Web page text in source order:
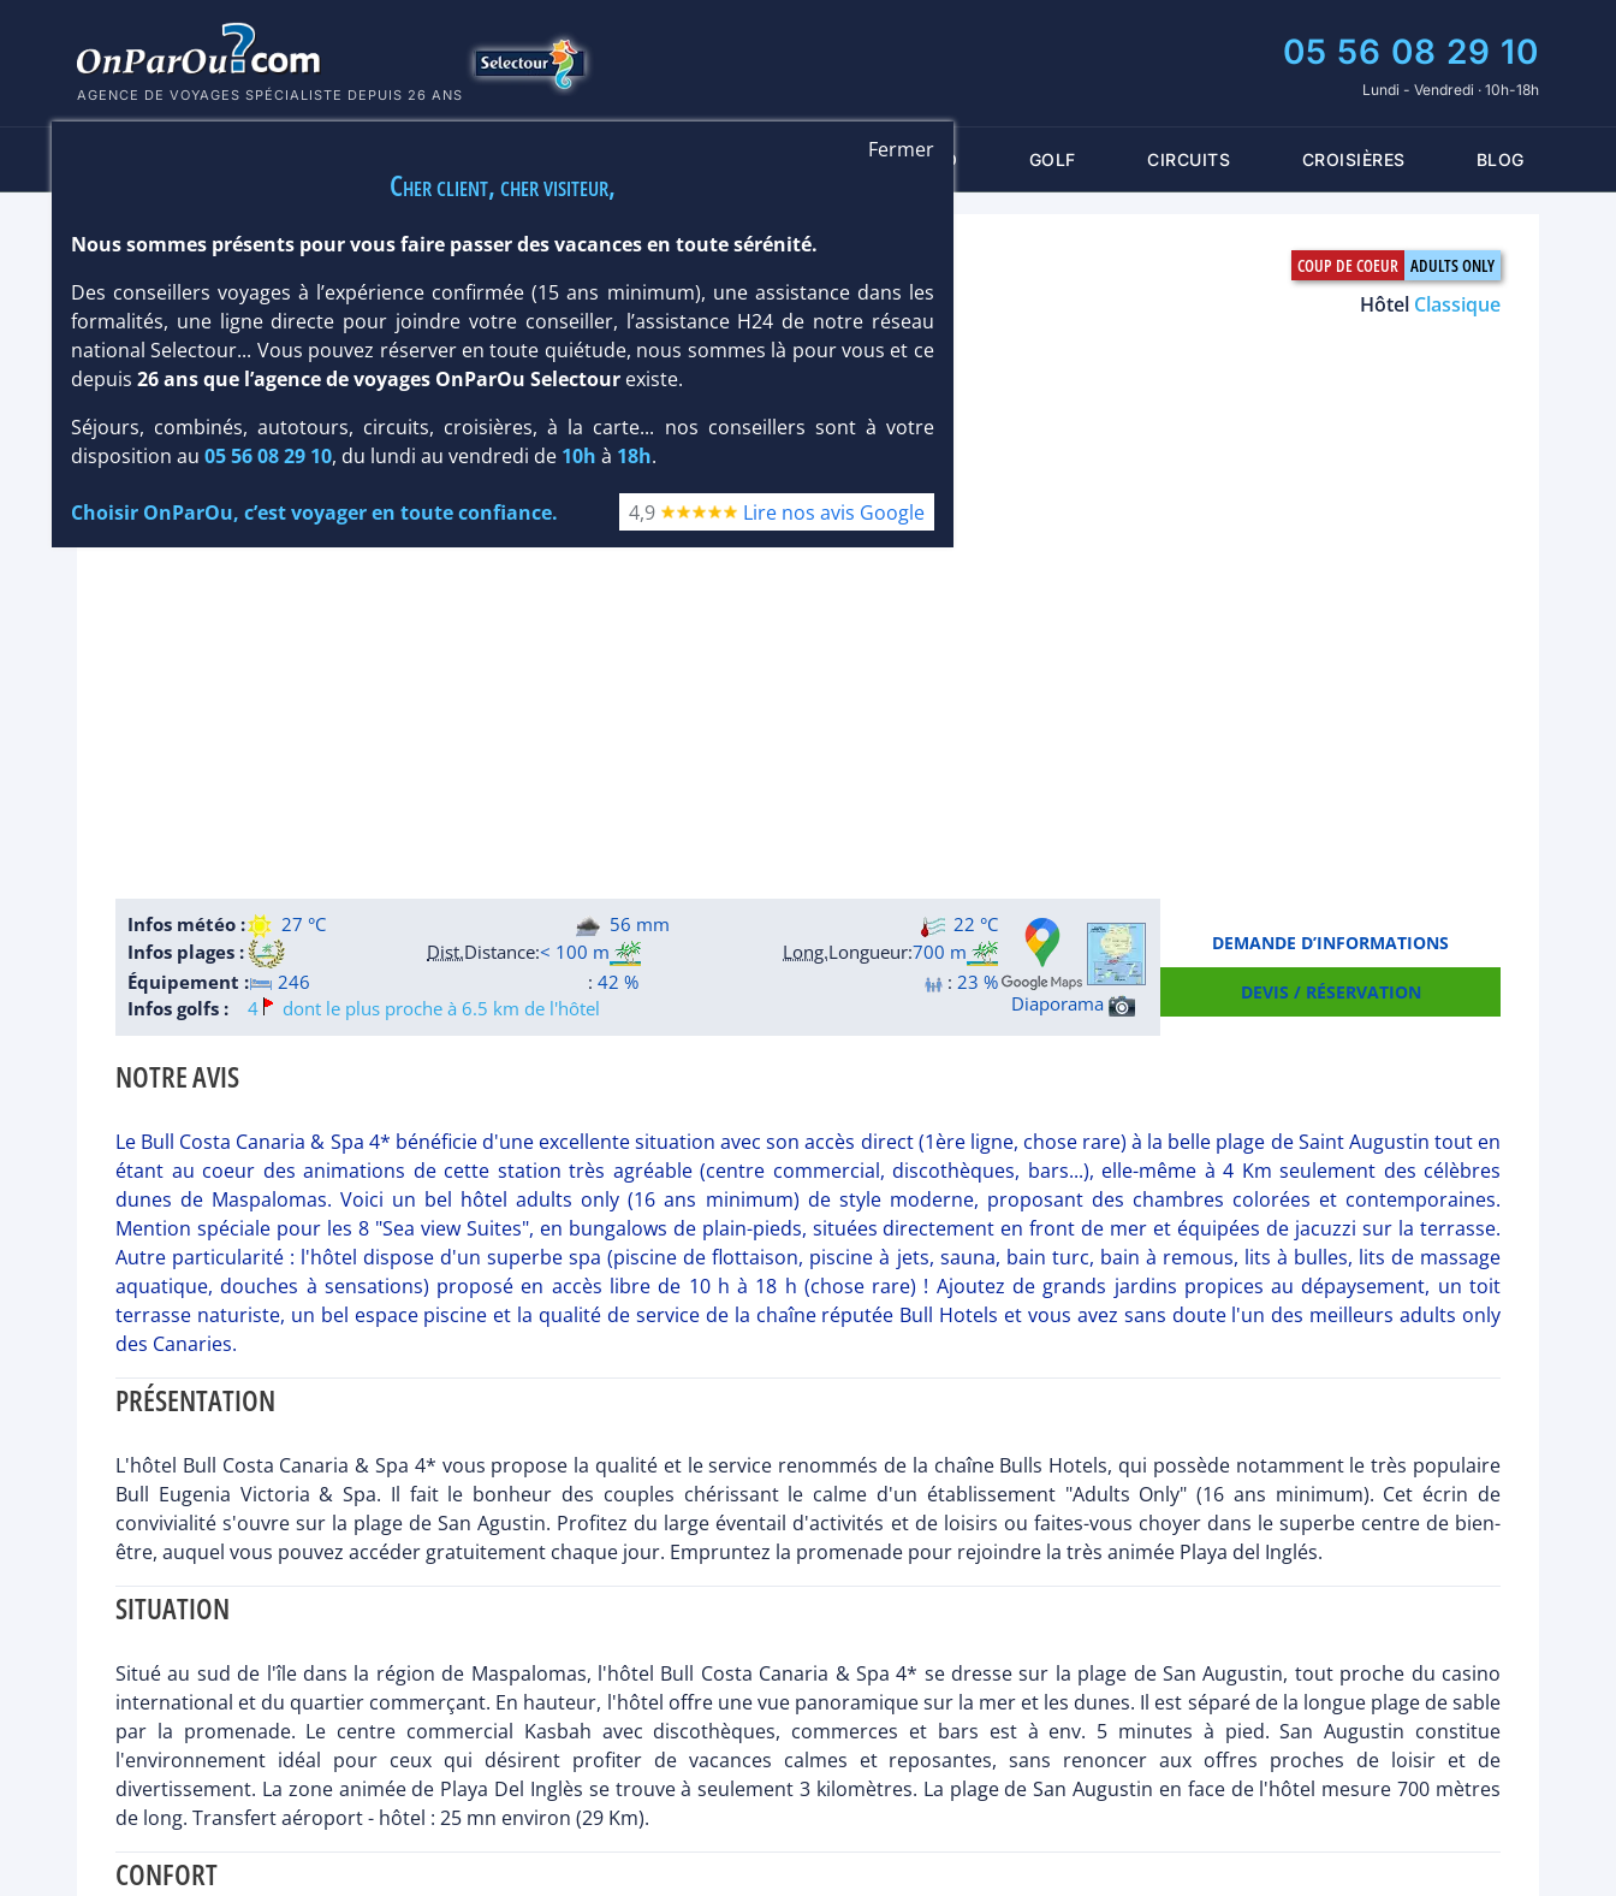
AGENCE DE VOYAGES SPÉCIALISTE DEPUIS 26 ANS
05 56 08 29 10
Lundi - Vendredi · 10h-18h
THALASSO GOLF CIRCUITS CROISIÈRES BLOG
HÔTEL BULL COSTA CANARIA & SPA 4*
Canaries/ Grande Canarie Hôtel Classique
DEMANDE D’INFORMATIONS
DEVIS / RÉSERVATION
Infos météo : 27 °C 56 mm
22 °C
Infos plages :
Dist.Distance:< 100 m Long.Longueur:700 m
Équipement :
246 : 42 % :23 %
Infos golfs :
4 dont le plus proche à 6.5 km de l'hôtel Diaporama
NOTRE AVIS
Le Bull Costa Canaria & Spa 4* bénéficie d'une excellente situation avec son accès direct (1ère ligne, chose rare) à la belle plage de Saint Augustin tout en
étant au coeur des animations de cette station très agréable (centre commercial, discothèques, bars...), elle-même à 4 Km seulement des célèbres
dunes de Maspalomas. Voici un bel hôtel adults only (16 ans minimum) de style moderne, proposant des chambres colorées et contemporaines.
Mention spéciale pour les 8 "Sea view Suites", en bungalows de plain-pieds, situées directement en front de mer et équipées de jacuzzi sur la terrasse.
Autre particularité : l'hôtel dispose d'un superbe spa (piscine de flottaison, piscine à jets, sauna, bain turc, bain à remous, lits à bulles, lits de massage
aquatique, douches à sensations) proposé en accès libre de 10 h à 18 h (chose rare) ! Ajoutez de grands jardins propices au dépaysement, un toit
terrasse naturiste, un bel espace piscine et la qualité de service de la chaîne réputée Bull Hotels et vous avez sans doute l'un des meilleurs adults only
des Canaries.
PRÉSENTATION
L'hôtel Bull Costa Canaria & Spa 4* vous propose la qualité et le service renommés de la chaîne Bulls Hotels, qui possède notamment le très populaire
Bull Eugenia Victoria & Spa. Il fait le bonheur des couples chérissant le calme d'un établissement "Adults Only" (16 ans minimum). Cet écrin de
convivialité s'ouvre sur la plage de San Agustin. Profitez du large éventail d'activités et de loisirs ou faites-vous choyer dans le superbe centre de bien-
être, auquel vous pouvez accéder gratuitement chaque jour. Empruntez la promenade pour rejoindre la très animée Playa del Inglés.
SITUATION
Situé au sud de l'île dans la région de Maspalomas, l'hôtel Bull Costa Canaria & Spa 4* se dresse sur la plage de San Augustin, tout proche du casino
international et du quartier commerçant. En hauteur, l'hôtel offre une vue panoramique sur la mer et les dunes. Il est séparé de la longue plage de sable
par la promenade. Le centre commercial Kasbah avec discothèques, commerces et bars est à env. 5 minutes à pied. San Augustin constitue
l'environnement idéal pour ceux qui désirent profiter de vacances calmes et reposantes, sans renoncer aux offres proches de loisir et de
divertissement. La zone animée de Playa Del Inglès se trouve à seulement 3 kilomètres. La plage de San Augustin en face de l'hôtel mesure 700 mètres
de long. Transfert aéroport - hôtel : 25 mn environ (29 Km).
CONFORT
Fermer
Cher client, cher visiteur,
Nous sommes présents pour vous faire passer des vacances en toute sérénité.
Des conseillers voyages à l’expérience confirmée (15 ans minimum), une assistance dans les
formalités, une ligne directe pour joindre votre conseiller, l’assistance H24 de notre réseau
national Selectour... Vous pouvez réserver en toute quiétude, nous sommes là pour vous et ce
depuis 26 ans que l’agence de voyages OnParOu Selectourexiste.
Séjours, combinés, autotours, circuits, croisières, à la carte... nos conseillers sont à votre
disposition au 05 56 08 29 10, du lundi au vendredi de 10h à 18h.
Choisir OnParOu, c’est voyager en toute confiance. 4,9 Lire nos avis Google